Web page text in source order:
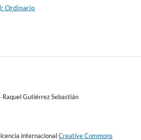
Ordinario
Gutiérrez Sebastián
internacionalCreative Commons